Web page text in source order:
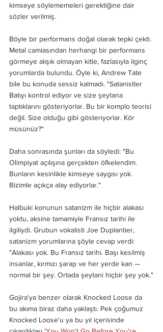
kimseye söylememeleri gerektiğine dair
sözler verilmiş.
Böyle bir performans doğal olarak tepki çekti.
Metal camiasından herhangi bir performans
görmeye alışık olmayan kitle, fazlasıyla ilginç
yorumlarda bulundu. Öyle ki, Andrew Tate
bile bu konuda sessiz kalmadı. "Satanistler
Batıyı kontrol ediyor ve size şeytana
taptıklarını gösteriyorlar. Bu bir komplo teorisi
değil. Size olduğu gibi gösteriyorlar. Kör
müsünüz?"
Daha sonrasında şunları da söyledi: "Bu
Olimpiyat açılışına gerçekten öfkelendim.
Bunların kesinlikle kimseye saygısı yok.
Bizimle açıkça alay ediyorlar."
Halbuki konunun satanizm ile hiçbir alakası
yoktu, aksine tamamiyle Fransız tarihi ile
ilgiliydi. Grubun vokalisti Joe Duplantier,
satanizm yorumlarına şöyle cevap verdi:
"Alakası yok. Bu Fransız tarihi. Başı kesilmiş
insanlar, kırmızı şarap ve her yerde kan —
normal bir şey. Ortada şeytani hiçbir şey yok."
Gojira'ya benzer olarak Knocked Loose da
bu akıma biraz daha yaklaştı. Pek çoğumuz
Knocked Loose'u ya bu yıl içerisinde